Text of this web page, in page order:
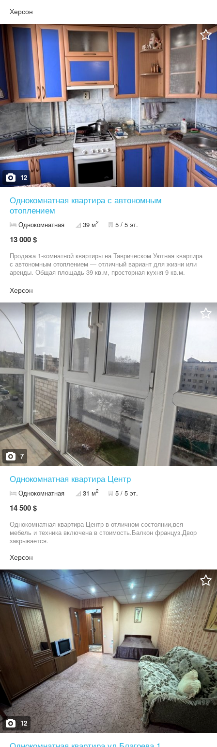
Херсон
12
Однокомнатная квартира с автономным
отоплением
Однокомнатная 39 м2 5 / 5 эт.
13 000 $
Продажа 1-комнатной квартиры на Таврическом Уютная квартира
с автономным отоплением — отличный вариант для жизни или
аренды. Общая площадь 39 кв.м, просторная кухня 9 кв.м.
Большая кухня с мебелью Вместительные шкафы в коридоре
Балкон застеклён Хорошее жилое состояние Квартира тёплая и
светлая Утеплена пенопластом по всему фасаду Удобный район
Таврический — рядом магазины, остановки, рынок, всё
необходимое для комфортной жизни. Цена: 13 000$ Звоните и
приходите на просмотр!
Херсон
7
Однокомнатная квартира Центр
Однокомнатная 31 м2 5 / 5 эт.
14 500 $
Однокомнатная квартира Центр в отличном состоянии,вся
мебель и техника включена в стоимость.Балкон француз.Двор
закрывается.
Херсон
12